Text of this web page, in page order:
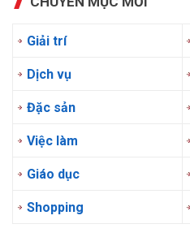
Giải trí
Dịch vụ
Đặc sản
Việc làm
Giáo dục
Shopping